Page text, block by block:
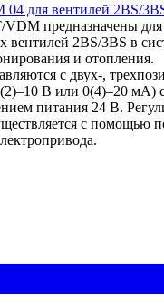
для вентилей 2BS/
предназначены для
вентилей 2BS/3BS в
и отопления.
с двух-,
В или 0(4)–20 мА)
питания 24 В.
с помощью